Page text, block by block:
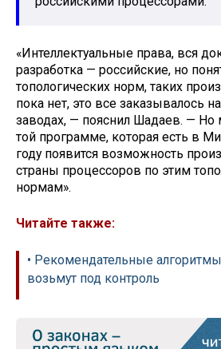
«Интеллектуальные права, вся
разработка — российские, но
топологических норм, таких
пока нет, это все заказывалось
заводах, — пояснил Шадаев. — Но
той программе, которая есть в
году появится возможность
страны процессоров по этим
нормам».
Читайте также:
• Рекомендательные
возьмут под контроль